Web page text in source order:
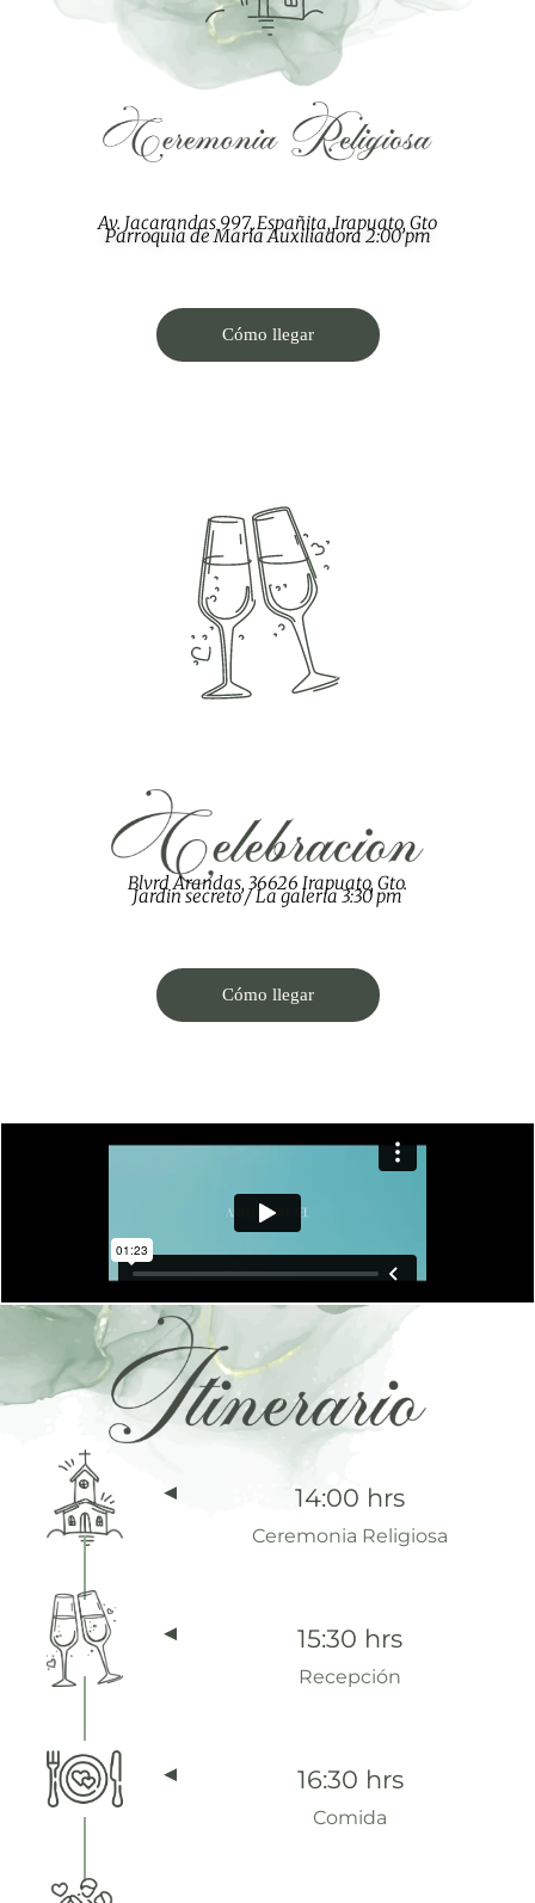
Parroquia de María Auxiliadora 2:00 pm
Av. Jacarandas 997, Españita, Irapuato, Gto
Cómo llegar
Jardin secreto / La galería 3:30 pm
Blvrd Arandas, 36626 Irapuato, Gto.
Cómo llegar
14:00 hrs
Ceremonia Religiosa
15:30 hrs
Recepción
16:30 hrs
Comida